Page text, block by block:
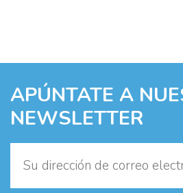
APÚNTATE A
NEWSLETTER